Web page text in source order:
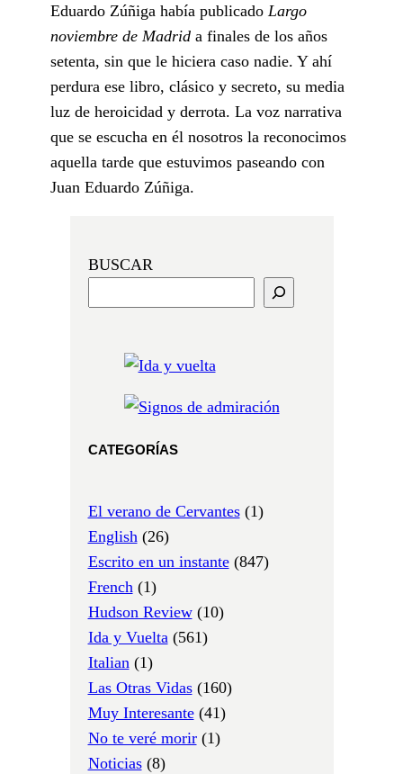
Eduardo Zúñiga había publicado Largo
noviembre de Madrid a finales de los años
setenta, sin que le hiciera caso nadie. Y ahí
perdura ese libro, clásico y secreto, su media
luz de heroicidad y derrota. La voz narrativa
que se escucha en él nosotros la reconocimos
aquella tarde que estuvimos paseando con
Juan Eduardo Zúñiga.
BUSCAR
CATEGORÍAS
El verano de Cervantes(1)
English(26)
Escrito en un instante(847)
French(1)
Hudson Review(10)
Ida y Vuelta(561)
Italian(1)
Las Otras Vidas(160)
Muy Interesante(41)
No te veré morir(1)
Noticias(8)